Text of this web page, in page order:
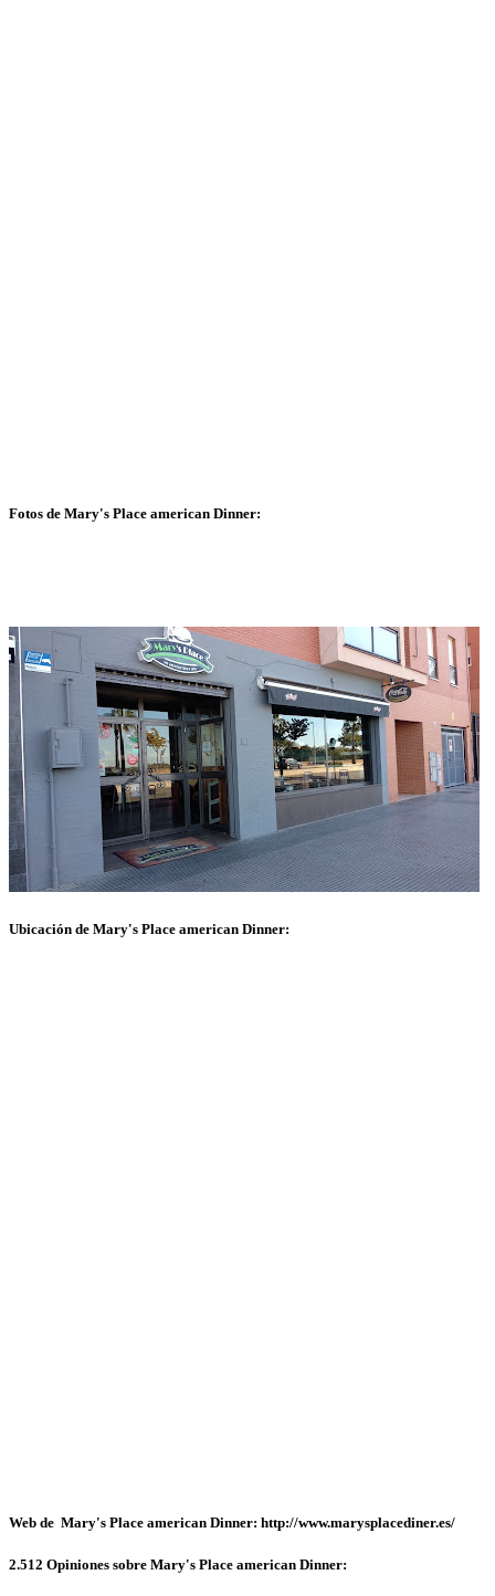
Fotos de Mary's Place american Dinner:
Ubicación de Mary's Place american Dinner:
Web de Mary's Place american Dinner: http://www.marysplacediner.es/
2.512 Opiniones sobre Mary's Place american Dinner: